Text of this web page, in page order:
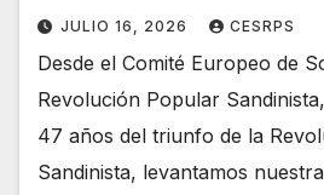
JULIO 16, 2026 CESRPS
Desde el Comité Europeo de
Revolución Popular
47 años del triunfo de la
Sandinista, levantamos